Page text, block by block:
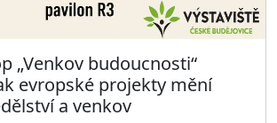
„Venkov budoucnosti“
evropské projekty mění
a venkov